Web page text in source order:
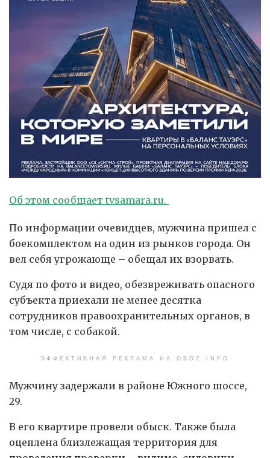
Об этом сообщает tvsamara.ru.
По информации очевидцев, мужчина пришел с
боекомплектом на один из рынков города. Он
вел себя угрожающе – обещал их взорвать.
Судя по фото и видео, обезвреживать опасного
субъекта приехали не менее десятка
сотрудников правоохранительных органов, в
том числе, с собакой.
ЭФФЕКТИВНАЯ РЕКЛАМА НА OBOZ.INFO
Мужчину задержали в районе Южного шоссе,
29.
В его квартире провели обыск. Также была
оцеплена близлежащая территория для